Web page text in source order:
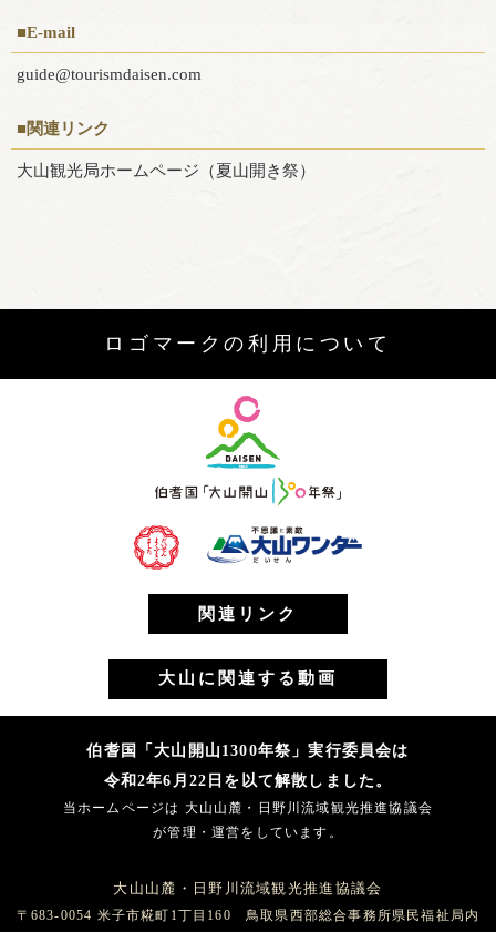
■E-mail
guide@tourismdaisen.com
■関連リンク
大山観光局ホームページ（夏山開き祭）
ロゴマークの利用について
関連リンク
大山に関連する動画
伯耆国「大山開山1300年祭」実行委員会は
令和2年6月22日を以て解散しました。
当ホームページは 大山山麓・日野川流域観光推進協議会
が管理・運営をしています。
大山山麓・日野川流域観光推進協議会
〒683-0054 米子市糀町1丁目160 鳥取県西部総合事務所県民福祉局内